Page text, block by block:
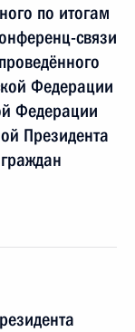
по итогам
связи
Федерации
Федерации
Президента